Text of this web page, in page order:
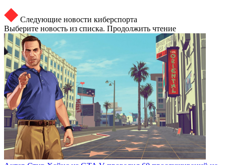
Следующие новости киберспорта
Выберите новость из списка. Продолжить чтение